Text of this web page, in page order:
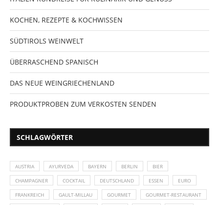
KOCHEN, REZEPTE & KOCHWISSEN
SÜDTIROLS WEINWELT
ÜBERRASCHEND SPANISCH
DAS NEUE WEINGRIECHENLAND
PRODUKTPROBEN ZUM VERKOSTEN SENDEN
SCHLAGWÖRTER
AUSTRIA AYURVEDA BAYERN BERLIN BIER
CHAMPAGNER COCKTAIL DEUTSCHLAND ESSEN EURO
FRANKREICH GAULT-MILLAU GOURMET GOURMET-RESTAURANT